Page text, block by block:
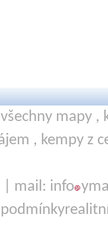
mapy ,
, kempyz
mail: info
podmínky